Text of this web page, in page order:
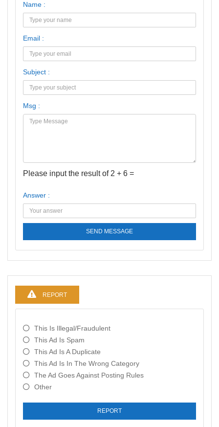
Name :
Email :
Subject :
Msg :
Please input the result of 2 + 6 =
Answer :
SEND MESSAGE
REPORT
This Is Illegal/fraudulent
This Ad Is Spam
This Ad Is A Duplicate
This Ad Is In The Wrong Category
The Ad Goes Against Posting Rules
Other
REPORT